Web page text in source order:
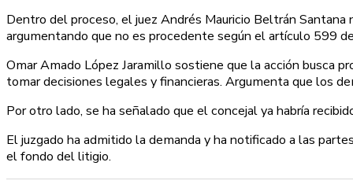
Dentro del proceso, el juez Andrés Mauricio Beltrán
argumentando que no es procedente según el artículo 599
Omar Amado López Jaramillo sostiene que la acción busca
tomar decisiones legales y financieras. Argumenta que los
Por otro lado, se ha señalado que el concejal ya habría
El juzgado ha admitido la demanda y ha notificado a las
el fondo del litigio.